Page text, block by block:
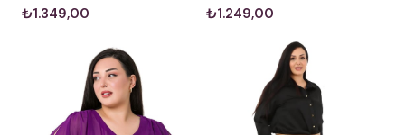
₺1.349,00 ₺1.249,00